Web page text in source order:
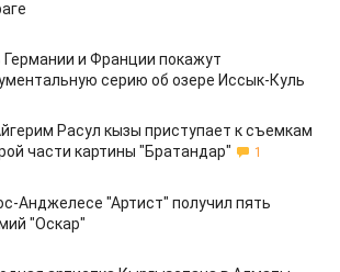
Германии и Франции покажут
серию об озере Иссык-Куль
Расул кызы приступает к съемкам
части картины "Братандар"
1
Анджелесе "Артист" получил пять
"Оскар"